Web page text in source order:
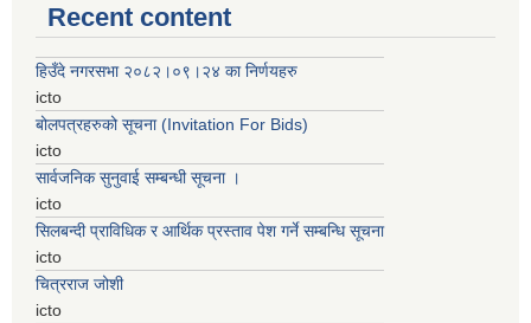
Recent content
हिउँदे नगरसभा २०८२।०९।२४ का निर्णयहरु
icto
बोलपत्रहरुको सूचना (Invitation For Bids)
icto
सार्वजनिक सुनुवाई सम्बन्धी सूचना ।
icto
सिलबन्दी प्राविधिक र आर्थिक प्रस्ताव पेश गर्ने सम्बन्धि सूचना
icto
चित्रराज जोशी
icto